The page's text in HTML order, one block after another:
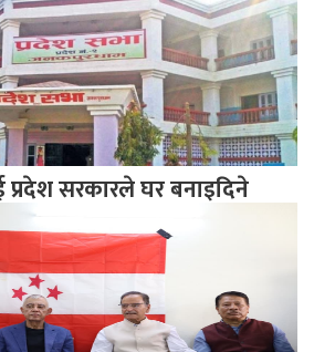
प्रदेश सरकारले घर बनाइदिने